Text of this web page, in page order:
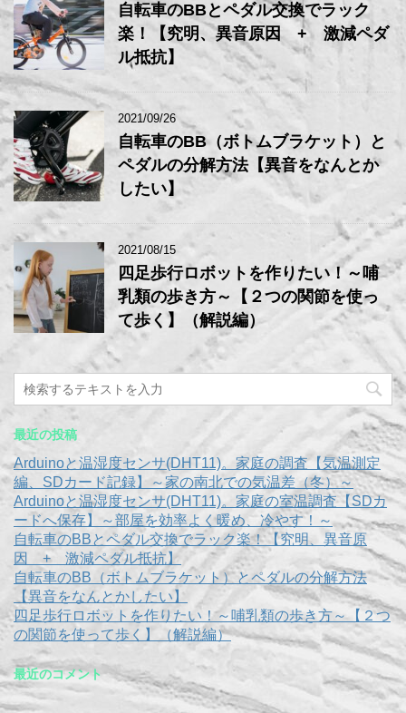
自転車のBBとペダル交換でラック
楽！【究明、異音原因 + 激減ペダ
ル抵抗】
2021/09/26
自転車のBB（ボトムブラケット）と
ペダルの分解方法【異音をなんとか
したい】
2021/08/15
四足歩行ロボットを作りたい！～哺
乳類の歩き方～【２つの関節を使っ
て歩く】（解説編）
最近の投稿
Arduinoと温湿度センサ(DHT11)。家庭の調査【気温測定
編、SDカード記録】～家の南北での気温差（冬）～
Arduinoと温湿度センサ(DHT11)。家庭の室温調査【SDカ
ードへ保存】～部屋を効率よく暖め、冷やす！～
自転車のBBとペダル交換でラック楽！【究明、異音原
因 + 激減ペダル抵抗】
自転車のBB（ボトムブラケット）とペダルの分解方法
【異音をなんとかしたい】
四足歩行ロボットを作りたい！～哺乳類の歩き方～【２つ
の関節を使って歩く】（解説編）
最近のコメント